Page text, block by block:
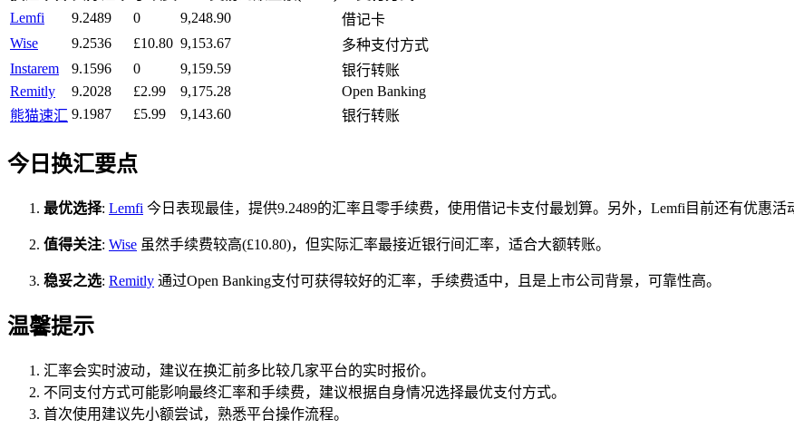
Lemfi
9.2489 0 9,248.90
借记卡
Wise
9.2536 £10.80 9,153.67
多种支付方式
Instarem
9.1596 0 9,159.59
银行转账
Remitly
9.2028 £2.99 9,175.28
Open Banking
熊猫速汇 9.1987 £5.99 9,143.60 银行转账
今日换汇要点
最优选择: Lemfi 今日表现最佳，提供9.2489的汇率且零手续费，使用借记卡支付最划算。另外，Lemfi目前还有优惠活
值得关注: Wise 虽然手续费较高(£10.80)，但实际汇率最接近银行间汇率，适合大额转账。
稳妥之选: Remitly 通过Open Banking支付可获得较好的汇率，手续费适中，且是上市公司背景，可靠性高。
温馨提示
汇率会实时波动，建议在换汇前多比较几家平台的实时报价。
不同支付方式可能影响最终汇率和手续费，建议根据自身情况选择最优支付方式。
首次使用建议先小额尝试，熟悉平台操作流程。